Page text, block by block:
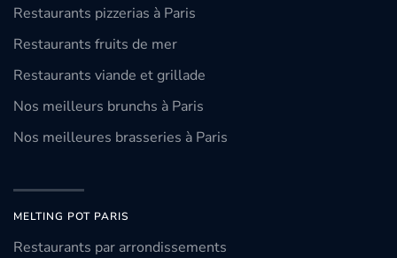
Restaurants pizzerias à Paris
Restaurants fruits de mer
Restaurants viande et grillade
Nos meilleurs brunchs à Paris
Nos meilleures brasseries à Paris
MELTING POT PARIS
Restaurants par arrondissements